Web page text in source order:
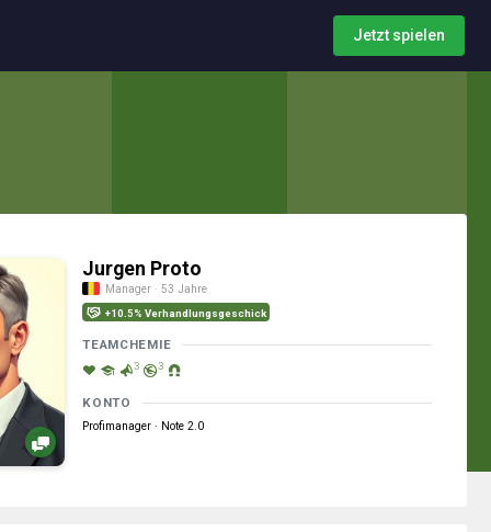
Jetzt spielen
Jurgen Proto
Manager · 53 Jahre
+10.5% Verhandlungsgeschick
TEAMCHEMIE
3 3
KONTO
Profimanager · Note 2.0